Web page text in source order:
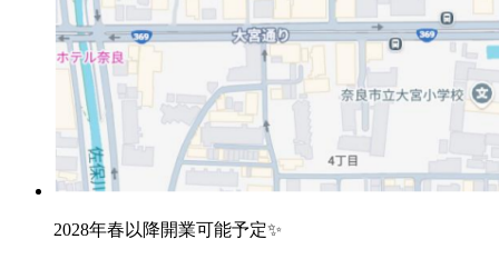
2028年春以降開業可能予定✨